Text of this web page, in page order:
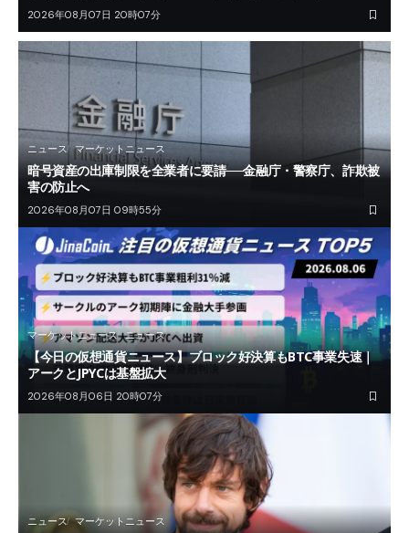
2026年08月07日 20時07分
ニュース マーケットニュース
暗号資産の出庫制限を全業者に要請──金融庁・警察庁、詐欺被
害の防止へ
2026年08月07日 09時55分
マーケットニュース ニュース
【今日の仮想通貨ニュース】ブロック好決算もBTC事業失速｜
アークとJPYCは基盤拡大
2026年08月06日 20時07分
ニュース マーケットニュース